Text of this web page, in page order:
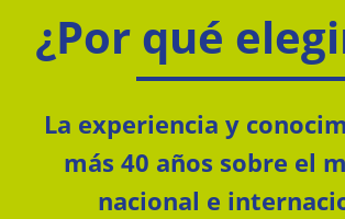
¿Por qué
La experiencia y
más 40 años sobre el
nacional e